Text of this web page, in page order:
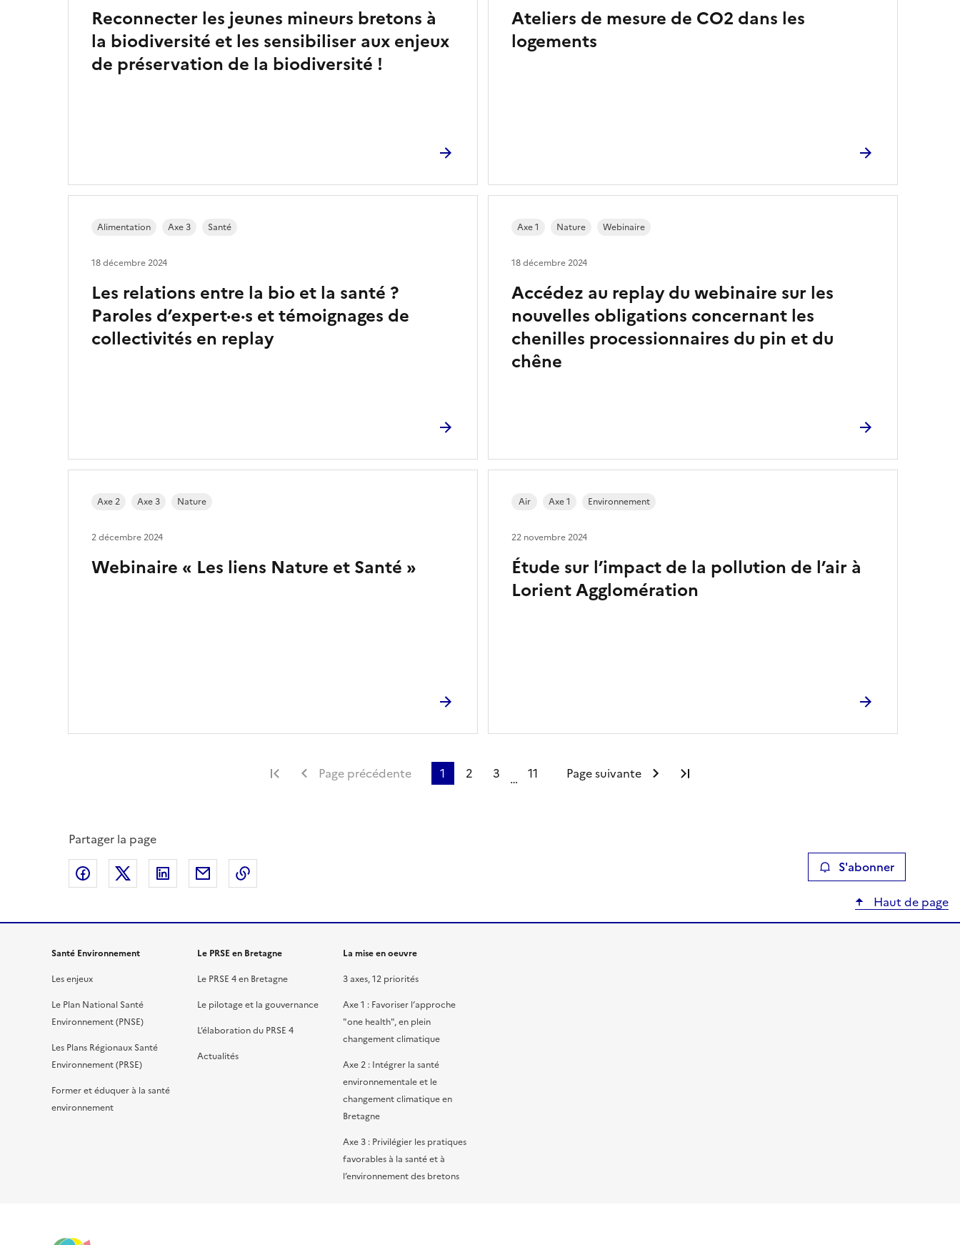
Reconnecter les jeunes mineurs bretons à
la biodiversité et les sensibiliser aux enjeux
de préservation de la biodiversité !
Ateliers de mesure de CO2 dans les
logements
Les relations entre la bio et la santé ?
Paroles d’expert·e·s et témoignages de
collectivités en replay
Alimentation Axe 3 Santé
18 décembre 2024
Accédez au replay du webinaire sur les
nouvelles obligations concernant les
chenilles processionnaires du pin et du
chêne
Axe 1 Nature Webinaire
18 décembre 2024
Webinaire « Les liens Nature et Santé »
Axe 2 Axe 3 Nature
2 décembre 2024
Étude sur l’impact de la pollution de l’air à
Lorient Agglomération
Air Axe 1 Environnement
22 novembre 2024
Première page
Page précédente 1 2 3 … 11 Page suivante
Partager la page
Partager sur Facebook
Partager sur XPartager sur LinkedIn
Partager par email S'abonner
Haut de page
Santé Environnement
Les enjeux
Le Plan National Santé
Environnement (PNSE)
Les Plans Régionaux Santé
Environnement (PRSE)
Former et éduquer à la santé
environnement
Le PRSE en Bretagne
Le PRSE 4 en Bretagne
Le pilotage et la gouvernance
L’élaboration du PRSE 4
Actualités
La mise en oeuvre
3 axes, 12 priorités
Axe 1 : Favoriser l’approche
"one health", en plein
changement climatique
Axe 2 : Intégrer la santé
environnementale et le
changement climatique en
Bretagne
Axe 3 : Privilégier les pratiques
favorables à la santé et à
l’environnement des bretons